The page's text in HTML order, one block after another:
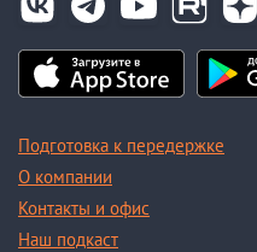
Подготовка к передержке
О компании
Контакты и офис
Наш подкаст